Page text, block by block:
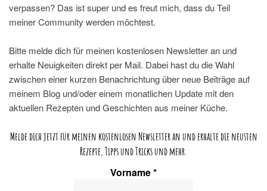
verpassen? Das ist super und es freut mich, dass du Teil
meiner Community werden möchtest.
Bitte melde dich für meinen kostenlosen Newsletter an und
erhalte Neuigkeiten direkt per Mail. Dabei hast du die Wahl
zwischen einer kurzen Benachrichtung über neue Beiträge auf
meinem Blog und/oder einem monatlichen Update mit den
aktuellen Rezepten und Geschichten aus meiner Küche.
Melde dich jetzt für meinen kostenlosen Newsletter an und erhalte die neusten
Rezepte, Tipps und Tricks und mehr.
Vorname*